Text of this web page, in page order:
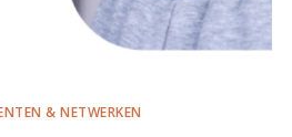
& NETWERKEN